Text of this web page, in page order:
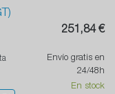
251,84 €
Envío gratis en
24/48h
En stock